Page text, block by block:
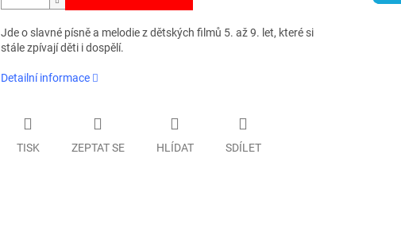
Jde o slavné písně a melodie z dětských filmů 5. až 9. let, které si
stále zpívají děti i dospělí.
Detailní informace
TISK ZEPTAT SE HLÍDAT SDÍLET